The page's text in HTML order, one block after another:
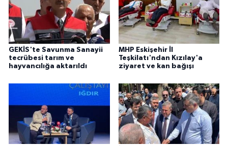
GEKİS'te Savunma Sanayii
tecrübesi tarım ve
hayvancılığa aktarıldı
MHP Eskişehir İl
Teşkilatı'ndan Kızılay'a
ziyaret ve kan bağışı